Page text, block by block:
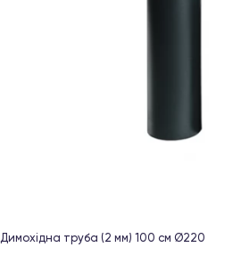
Димохідна труба (2 мм) 100 см Ø220